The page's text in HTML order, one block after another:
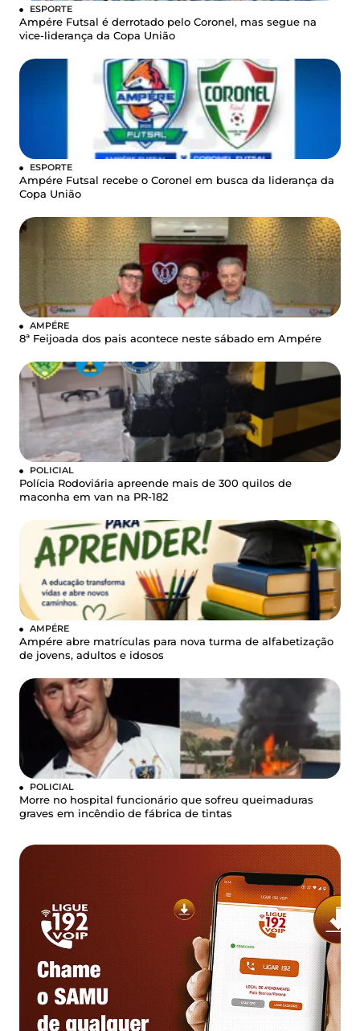
ESPORTE
Ampére Futsal é derrotado pelo Coronel, mas segue na
vice-liderança da Copa União
ESPORTE
Ampére Futsal recebe o Coronel em busca da liderança da
Copa União
AMPÉRE
8ª Feijoada dos pais acontece neste sábado em Ampére
POLICIAL
Polícia Rodoviária apreende mais de 300 quilos de
maconha em van na PR-182
AMPÉRE
Ampére abre matrículas para nova turma de alfabetização
de jovens, adultos e idosos
POLICIAL
Morre no hospital funcionário que sofreu queimaduras
graves em incêndio de fábrica de tintas